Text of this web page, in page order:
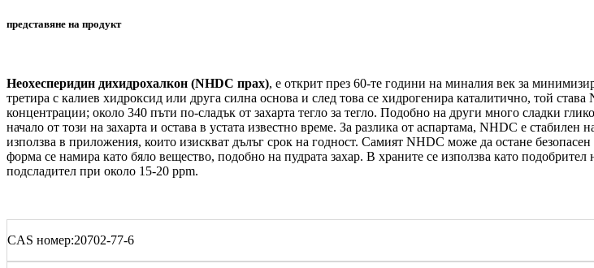
представяне на продукт
Неохесперидин дихидрохалкон (NHDC прах), е открит през 60-те години на миналия век за
третира с калиев хидроксид или друга силна основа и след това се хидрогенира каталитично, той
концентрации; около 340 пъти по-сладък от захарта тегло за тегло. Подобно на други много сладки
начало от този на захарта и остава в устата известно време. За разлика от аспартама, NHDC е
използва в приложения, които изискват дълъг срок на годност. Самият NHDC може да остане
форма се намира като бяло вещество, подобно на пудрата захар. В храните се използва като
подсладител при около 15-20 ppm.
CAS номер:20702-77-6